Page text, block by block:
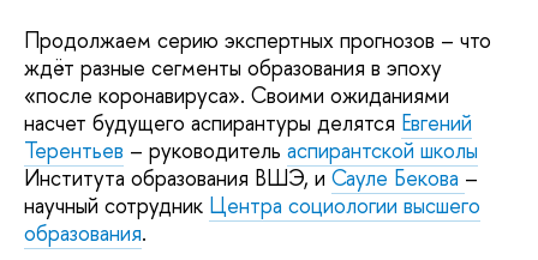
Продолжаем серию экспертных прогнозов – что
ждёт разные сегменты образования в эпоху
«после коронавируса». Своими ожиданиями
насчет будущего аспирантуры делятся Евгений
Терентьев – руководитель аспирантской школы
Института образования ВШЭ, и Сауле Бекова –
научный сотрудник Центра социологии высшего
образования.